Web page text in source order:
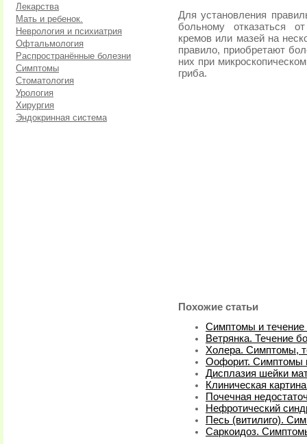
Лекарства
Мать и ребенок.
Неврология и психиатрия
Офтальмология
Распространённые болезни
Симптомы
Стоматология
Урология
Хирургия
Эндокринная система
Для установления
больному отказаться
кремов или мазей на
правило, приобретают
них при
гриба.
Похожие статьи
Симптомы и течение
Ветрянка. Течение
Холера. Симптомы,
Оофорит. Симптомы
Дисплазия шейки
Клиническая
Почечная
Нефротический
Песь (витилиго).
Саркоидоз.